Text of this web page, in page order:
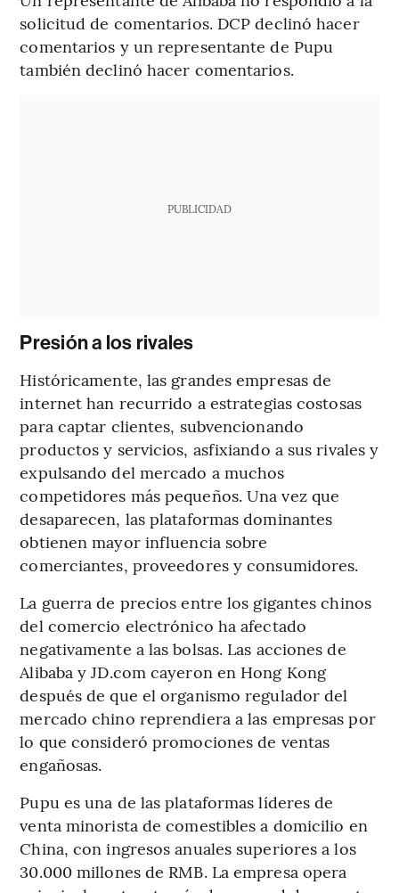
solicitud de comentarios. DCP declinó hacer
comentarios y un representante de Pupu
también declinó hacer comentarios.
PUBLICIDAD
Presión a los rivales
Históricamente, las grandes empresas de
internet han recurrido a estrategias costosas
para captar clientes, subvencionando
productos y servicios, asfixiando a sus rivales y
expulsando del mercado a muchos
competidores más pequeños. Una vez que
desaparecen, las plataformas dominantes
obtienen mayor influencia sobre
comerciantes, proveedores y consumidores.
La guerra de precios entre los gigantes chinos
del comercio electrónico ha afectado
negativamente a las bolsas. Las acciones de
Alibaba y JD.com cayeron en Hong Kong
después de que el organismo regulador del
mercado chino reprendiera a las empresas por
lo que consideró promociones de ventas
engañosas.
Pupu es una de las plataformas líderes de
venta minorista de comestibles a domicilio en
China, con ingresos anuales superiores a los
30.000 millones de RMB. La empresa opera